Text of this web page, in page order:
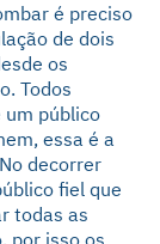
é preciso
de dois
os
Todos
um público
essa é a
decorrer
fiel que
todas as
por isso os